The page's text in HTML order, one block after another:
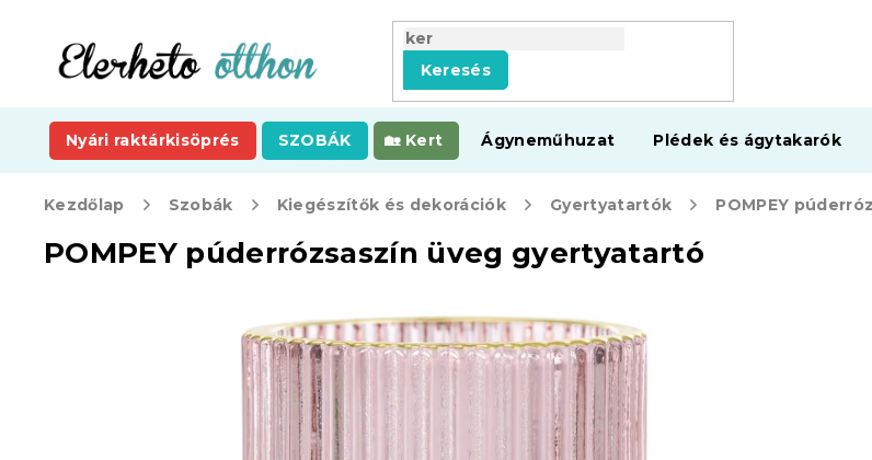
tartalomhoz
Keresés
Nyári raktárkisöprés SZOBÁK Kert Ágyneműhuzat Plédek és ágytakarók
Kezdőlap Szobák Kiegészítők és dekorációk Gyertyatartók
POMPEY púderrózsaszín üveg gyertyatartó